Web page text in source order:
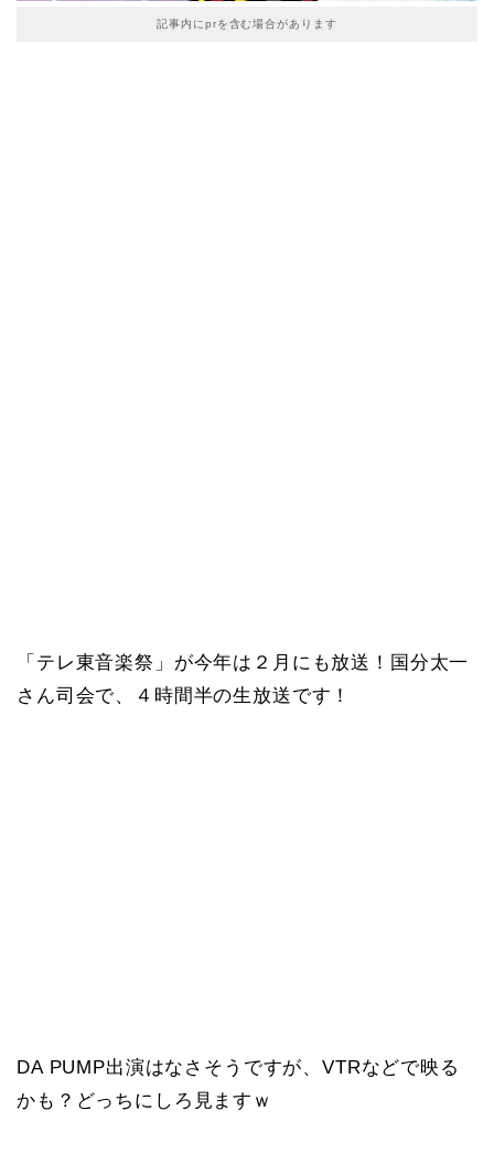
記事内にprを含む場合があります
「テレ東音楽祭」が今年は２月にも放送！国分太一
さん司会で、４時間半の生放送です！
DA PUMP出演はなさそうですが、VTRなどで映る
かも？どっちにしろ見ますｗ